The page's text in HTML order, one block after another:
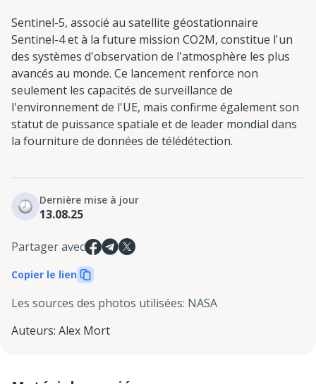
Sentinel-5, associé au satellite géostationnaire
Sentinel-4 et à la future mission CO2M, constitue l'un
des systèmes d'observation de l'atmosphère les plus
avancés au monde. Ce lancement renforce non
seulement les capacités de surveillance de
l'environnement de l'UE, mais confirme également son
statut de puissance spatiale et de leader mondial dans
la fourniture de données de télédétection.
Dernière mise à jour
13.08.25
Partager avec
Copier le lien
Les sources des photos utilisées: NASA
Auteurs: Alex Mort